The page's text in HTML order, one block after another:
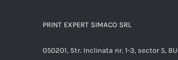
PRINT EXPERT SIMACO SRL
050201, Str. Inclinata nr. 1-3, sector 5,